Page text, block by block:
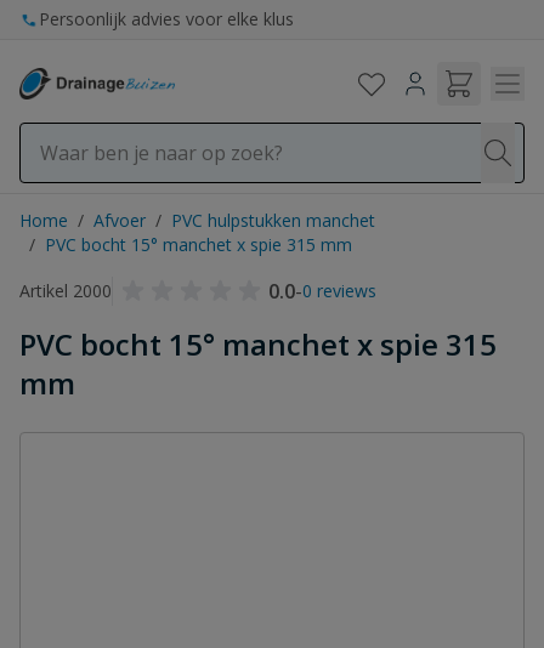
Ga naar de inhoud
Persoonlijk advies voor elke klus
Home / Afvoer / PVC hulpstukken manchet
/ PVC bocht 15° manchet x spie 315 mm
Artikel 2000
0.0-0 reviews
PVC bocht 15° manchet x spie 315
mm